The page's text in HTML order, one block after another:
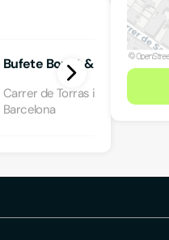
Bufete Bonet & Fernández
Carrer de Torras i Bages 117,
Barcelona